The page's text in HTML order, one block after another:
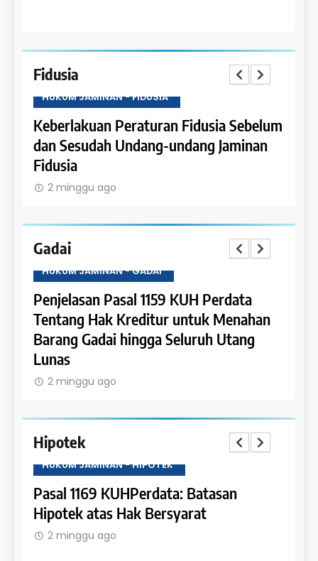
Fidusia
HUKUM JAMINAN - FIDUSIA
Keberlakuan Peraturan Fidusia Sebelum
dan Sesudah Undang-undang Jaminan
Fidusia
2 minggu ago
Gadai
HUKUM JAMINAN - GADAI
Penjelasan Pasal 1159 KUH Perdata
Tentang Hak Kreditur untuk Menahan
Barang Gadai hingga Seluruh Utang
Lunas
2 minggu ago
Hipotek
HUKUM JAMINAN - HIPOTEK
Pasal 1169 KUHPerdata: Batasan
Hipotek atas Hak Bersyarat
2 minggu ago